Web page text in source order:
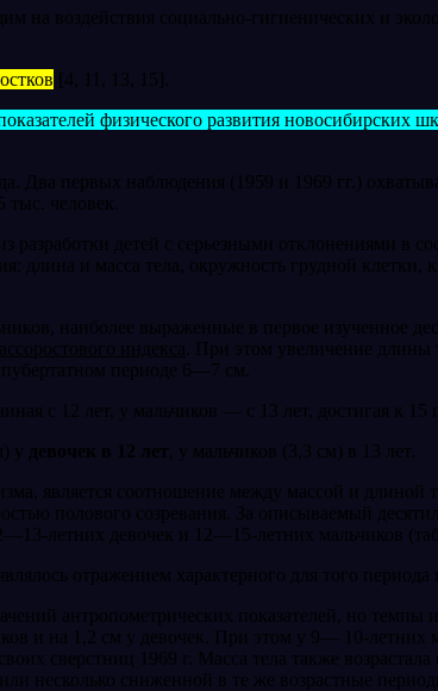
на воздействия социально-ги­гиенических и
[4, 11, 13, 15].
физического развития новосибирских
Два первых наблюдения (1959 и 1969 гг.)
человек.
детей с серьезны­ми отклонениями в
и масса тела, окружность грудной клетки,
наиболее выражен­ные в первое изученное
индекса . При этом увеличение длины
периоде 6—7 см.
с 12 лет, у мальчиков — с 13 лет, достигая к 15
у девочек в 12 лет , у мальчиков (3,3 см) в 13 лет.
является соотношение между массой и длиной
полового созревания. За описываемый
летних девочек и 12—15-летних мальчиков
отражением характер­ного для того периода
антропометрических показателей, но темпы
и на 1,2 см у девочек. При этом у 9— 10-летних
сверстниц 1969 г. Масса тела также возрастала
несколько сни­женной в те же возрастные